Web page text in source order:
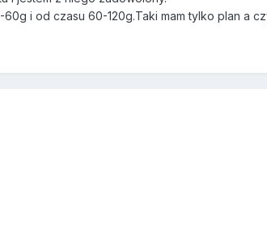
i od czasu 60-120g.Taki mam tylko plan a